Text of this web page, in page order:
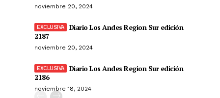
noviembre 20, 2024
Diario Los Andes Region Sur edición
2187
noviembre 20, 2024
Diario Los Andes Region Sur edición
2186
noviembre 18, 2024